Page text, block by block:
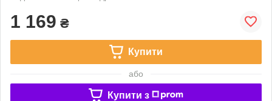
1 169 ₴
Купити
або
Купити з